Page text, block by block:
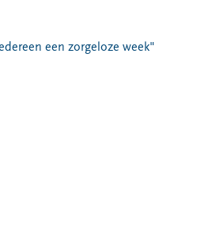
een zorgeloze week"